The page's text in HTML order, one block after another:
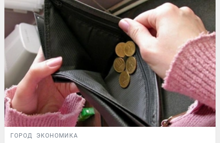
ГОРОД ЭКОНОМИКА